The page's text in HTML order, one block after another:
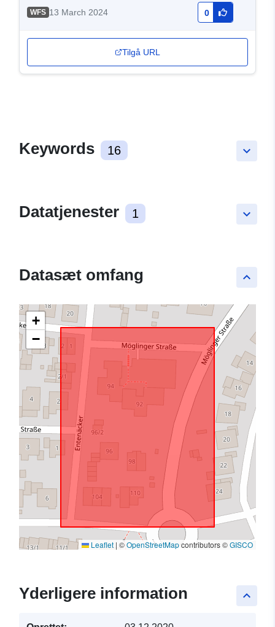
WFS 13 March 2024 0
Tilgå URL
keyboard_arrow_down
Keywords 16
keyboard_arrow_down
Datatjenester 1
keyboard_arrow_up
Datasæt omfang
+
−
Leaflet | ©OpenStreetMapcontributors ©GISCO
keyboard_arrow_up
Yderligere information